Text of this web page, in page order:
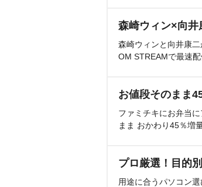
森崎ウィン×向井
森崎ウィンと向井康
OM STREAMで最速
お値段そのまま
ファミチキにお弁当
まま おかわり45％増
プロ厳選！目的
用途に合うパソコン